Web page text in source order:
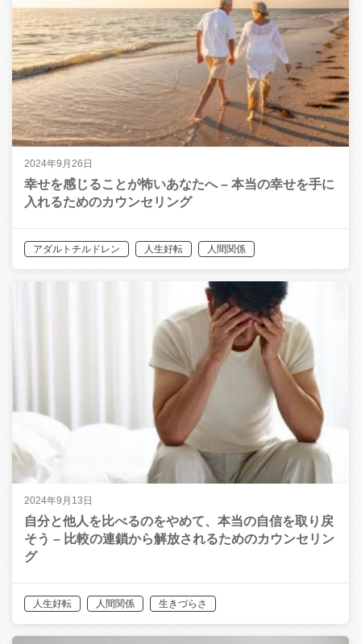
2024年9月26日
幸せを感じることが怖いあなたへ – 本当の幸せを手に
入れるためのカウンセリング
アダルトチルドレン 人生好転 人間関係
2024年9月13日
自分と他人を比べるのをやめて、本当の自信を取り戻
そう – 比較の連鎖から解放されるためのカウンセリン
グ
人生好転 人間関係 生きづらさ